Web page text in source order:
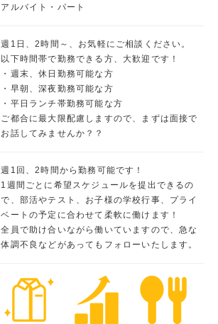
アルバイト・パート
週1日、2時間～、お気軽にご相談ください。
以下時間帯で勤務できる方、大歓迎です！
・週末、休日勤務可能な方
・早朝、深夜勤務可能な方
・平日ランチ帯勤務可能な方
ご都合に最大限配慮しますので、まずは面接で
お話してみませんか？？
週1回、2時間から勤務可能です！
1週間ごとに希望スケジュールを提出できるの
で、部活やテスト、お子様の学校行事、プライ
ベートの予定に合わせて柔軟に働けます！
全員で助け合いながら働いていますので、急な
体調不良などがあってもフォローいたします。